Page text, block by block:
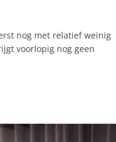
nog met relatief weinig
voorlopig nog geen